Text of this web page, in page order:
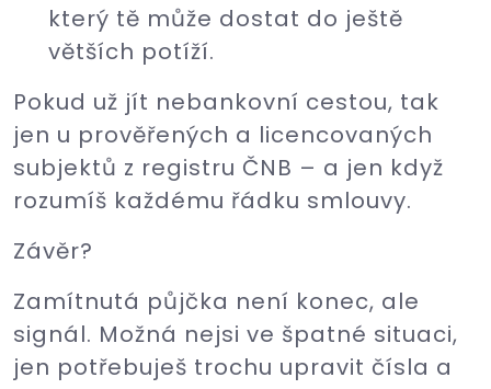
který tě může dostat do ještě
větších potíží.
Pokud už jít nebankovní cestou, tak
jen u prověřených a licencovaných
subjektů z registru ČNB – a jen když
rozumíš každému řádku smlouvy.
Závěr?
Zamítnutá půjčka není konec, ale
signál. Možná nejsi ve špatné situaci,
jen potřebuješ trochu upravit čísla a